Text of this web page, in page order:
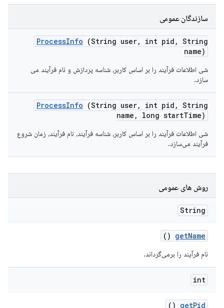
سازندگان عمومی
ProcessInfo (String user, int pid , String
name)
شی اطلاعات فرآیند را بر اساس کاربر، شناسه پردازش و نام فرآیند می
سازد.
ProcessInfo (String user, int pid , String
name , long startTime)
شی اطلاعات فرآیند را بر اساس کاربر، شناسه فرآیند، نام فرآیند، زمان شروع
فرآیند می‌سازد.
روش های عمومی
String
getName
()
نام فرآیند را برمی‌گرداند.
int
getPid
()